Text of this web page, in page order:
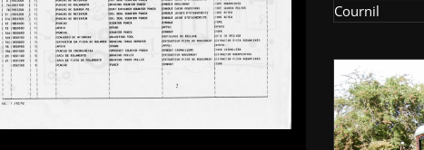
Cournil